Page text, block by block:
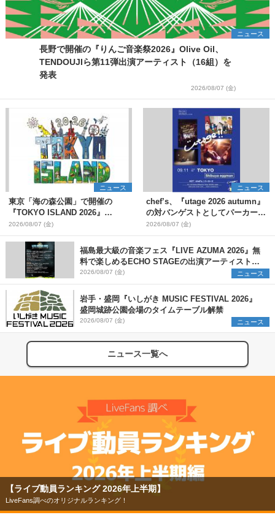
ニュース
長野で開催の『りんご音楽祭2026』Olive Oil、
TENDOUJIら第11弾出演アーティスト（16組）を
発表
2026/08/07 (金)
ニュース
東京「海の森公園」で開催の
『TOKYO ISLAND 2026』
BIGMAMA、flumpoolら第3弾出
演者7組を発表 ワークショッ
プ・アート出展者を募集
2026/08/07 (金)
ニュース
chef’s、『utage 2026 autumn』
の対バンゲストとしてパーカーズ
を発表
2026/08/07 (金)
福島最大級の音楽フェス『LIVE AZUMA 2026』無
料で楽しめるECHO STAGEの出演アーティストを
発表
2026/08/07 (金) ニュース
岩手・盛岡『いしがき MUSIC FESTIVAL 2026』
盛岡城跡公園会場のタイムテーブル解禁
2026/08/07 (金) ニュース
ニュース一覧へ
【ライブ動員ランキング 2026年上半期】
LiveFans調べのオリジナルランキング！